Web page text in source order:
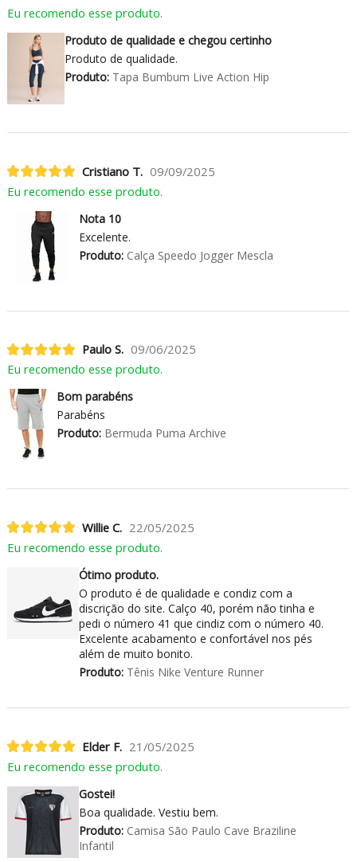
Eu recomendo esse produto.
Produto de qualidade e chegou certinho
Produto de qualidade.
Produto:Tapa Bumbum Live Action Hip
Cristiano T. 09/09/2025
Eu recomendo esse produto.
Nota 10
Excelente.
Produto:Calça Speedo Jogger Mescla
Paulo S. 09/06/2025
Eu recomendo esse produto.
Bom parabéns
Parabéns
Produto:Bermuda Puma Archive
Willie C. 22/05/2025
Eu recomendo esse produto.
Ótimo produto.
O produto é de qualidade e condiz com a
discrição do site. Calço 40, porém não tinha e
pedi o número 41 que cindiz com o número 40.
Excelente acabamento e confortável nos pés
além de muito bonito.
Produto:Tênis Nike Venture Runner
Elder F. 21/05/2025
Eu recomendo esse produto.
Gostei!
Boa qualidade. Vestiu bem.
Produto:Camisa São Paulo Cave Braziline
Infantil